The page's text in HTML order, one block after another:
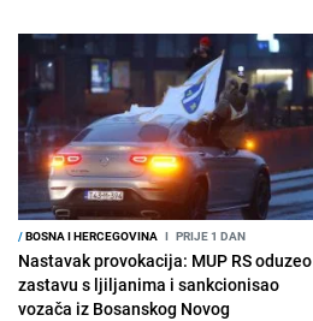
/BOSNA I HERCEGOVINA I PRIJE 1 DAN
Nastavak provokacija: MUP RS oduzeo
zastavu s ljiljanima i sankcionisao
vozača iz Bosanskog Novog